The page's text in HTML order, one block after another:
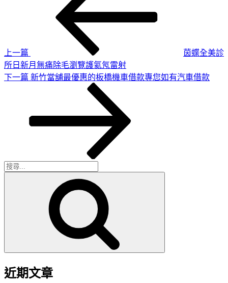
上一篇
茵蝶全美診
所日新月無痛除毛瀏覽護氦氖雷射
下
下一篇 新竹當舖最優惠的板橋機車借款專您如有汽車借款
搜
近期文章